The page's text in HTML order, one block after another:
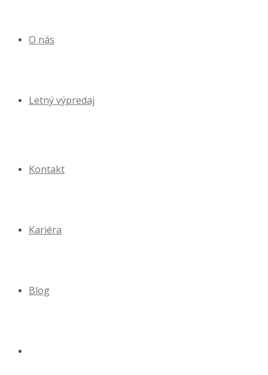
O nás
Letný výpredaj
Kontakt
Kariéra
Blog